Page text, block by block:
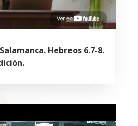
Hebreos 6.7-8.